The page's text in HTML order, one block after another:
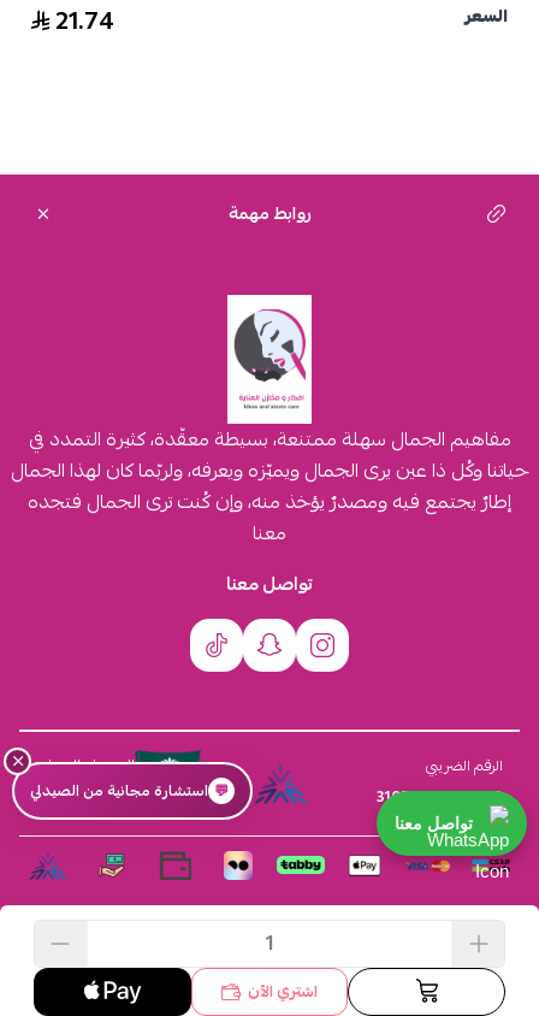
السعر 21.74
اشتري الآن
روابط مهمة
مفاهيم الجمال سهلة ممتنعة، بسيطة معقّدة، كثيرة التمدد في
حياتنا وكُل ذا عين يرى الجمال ويميّزه ويعرفه، ولربّما كان لهذا الجمال
إطارٌ يجتمع فيه ومصدرٌ يؤخذ منه، وإن كُنت ترى الجمال فتجده
معنا
تواصل معنا
الرقم الضريبي
310555259800003
السجل التجاري
4030431116
×
💬 استشارة مجانية من الصيدلي
تواصل معنا